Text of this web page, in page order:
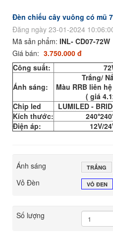
Đèn chiếu cây vuông có mũ
Đăng ngày 23-01-2024
Mã sản phẩm: INL- CD07-72W
Giá bán: 3.750.000 đ
Công suất:
Ánh sáng:
Trắng/
Màu RRB liên
( giá
Chip led
LUMILED -
Kích thước:
Điện áp:
12V/
Ánh sáng TRẮNG
Vỏ Đèn VỎ ĐEN
Số lượng